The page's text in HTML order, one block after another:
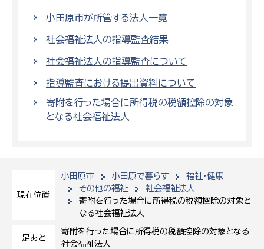
現在位置
小田原市 小田原で暮らす
福祉・健康
その他の福祉
社会福祉法人
寄附を行った場合に所得税の税額控除の対象と
なる社会福祉法人
足あと
寄附を行った場合に所得税の税額控除の対象となる
社会福祉法人
小田原市が所管する法人一覧
社会福祉法人の指導監査結果
社会福祉法人の指導監査について
指導監査における提出資料について
寄附を行った場合に所得税の税額控除の対象
となる社会福祉法人